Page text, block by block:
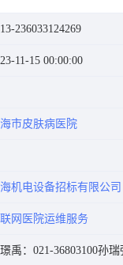
236033124269
11-15 00:00:00
海市皮肤病医院
海机电设备招标有限公司
网医院运维服务
禹：021-36803100孙瑞